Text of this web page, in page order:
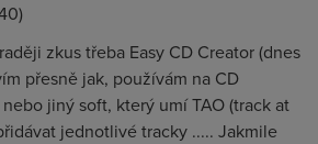
zkus třeba Easy CD Creator (dnes
přesně jak, používám na CD
jiný soft, který umí TAO (track at
jednotlivé tracky ..... Jakmile